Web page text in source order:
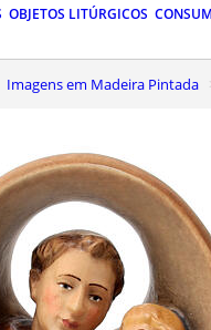
OBJETOS LITÚRGICOS
Imagens em Madeira Pintada